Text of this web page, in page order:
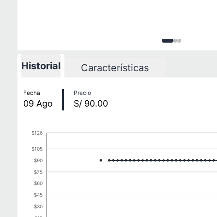
ImagenImagen
Imagen
Historial Características
Fecha
09 Ago
Precio
S/ 90.00
$30
$45
$60
$75
$90
$105
$126